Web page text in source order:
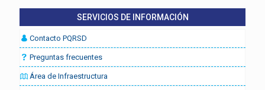
SERVICIOS DE INFORMACIÓN
Contacto PQRSD
Preguntas frecuentes
Área de Infraestructura